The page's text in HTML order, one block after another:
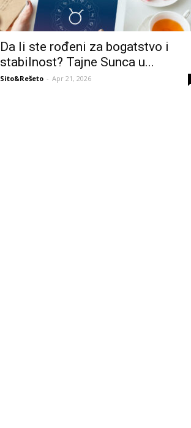
Da li ste rođeni za bogatstvo i
stabilnost? Tajne Sunca u...
Sito&Rešeto - Apr 21, 2026